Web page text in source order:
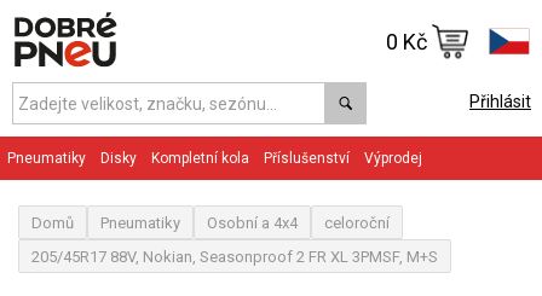
Přihlásit
0 Kč
Pneumatiky Disky Kompletní kola Příslušenství Výprodej
Domů Pneumatiky Osobní a 4x4
celoroční
205/45R17 88V, Nokian, Seasonproof 2 FR XL 3PMSF, M+S